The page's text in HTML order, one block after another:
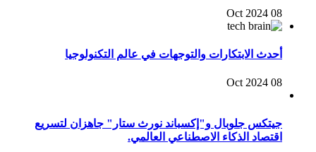
08 Oct 2024
أحدث الابتكارات والتوجهات في عالم التكنولوجيا
08 Oct 2024
جيتكس جلوبال و"إكسباند نورث ستار" جاهزان لتسريع
اقتصاد الذكاء الاصطناعي العالمي.